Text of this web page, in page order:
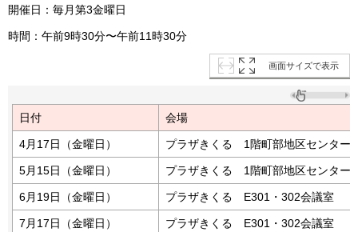
開催日：毎月第3金曜日
時間：午前9時30分〜午前11時30分
画面サイズで表示
日付 会場
4月17日（金曜日） プラザきくる 1階町部地区センター
5月15日（金曜日） プラザきくる 1階町部地区センター
6月19日（金曜日） プラザきくる E301・302会議室
7月17日（金曜日） プラザきくる E301・302会議室